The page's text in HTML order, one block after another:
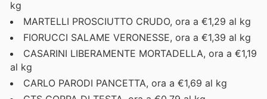
kg
MARTELLI PROSCIUTTO CRUDO, ora a €1,29 al kg
FIORUCCI SALAME VERONESSE, ora a €1,39 al kg
CASARINI LIBERAMENTE MORTADELLA, ora a €1,19
al kg
CARLO PARODI PANCETTA, ora a €1,69 al kg